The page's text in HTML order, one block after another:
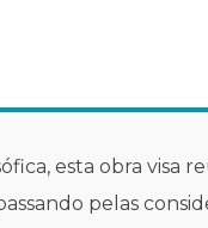
esta obra visa
pelas